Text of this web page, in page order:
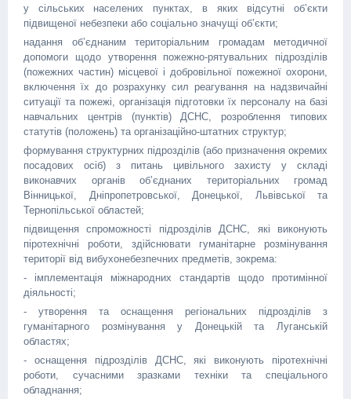
у сільських населених пунктах, в яких відсутні об’єкти
підвищеної небезпеки або соціально значущі об’єкти;
надання об’єднаним територіальним громадам методичної
допомоги щодо утворення пожежно-рятувальних підрозділів
(пожежних частин) місцевої і добровільної пожежної охорони,
включення їх до розрахунку сил реагування на надзвичайні
ситуації та пожежі, організація підготовки їх персоналу на базі
навчальних центрів (пунктів) ДСНС, розроблення типових
статутів (положень) та організаційно-штатних структур;
формування структурних підрозділів (або призначення окремих
посадових осіб) з питань цивільного захисту у складі
виконавчих органів об’єднаних територіальних громад
Вінницької, Дніпропетровської, Донецької, Львівської та
Тернопільської областей;
підвищення спроможності підрозділів ДСНС, які виконують
піротехнічні роботи, здійснювати гуманітарне розмінування
території від вибухонебезпечних предметів, зокрема:
- імплементація міжнародних стандартів щодо протимінної
діяльності;
- утворення та оснащення регіональних підрозділів з
гуманітарного розмінування у Донецькій та Луганській
областях;
- оснащення підрозділів ДСНС, які виконують піротехнічні
роботи, сучасними зразками техніки та спеціального
обладнання;